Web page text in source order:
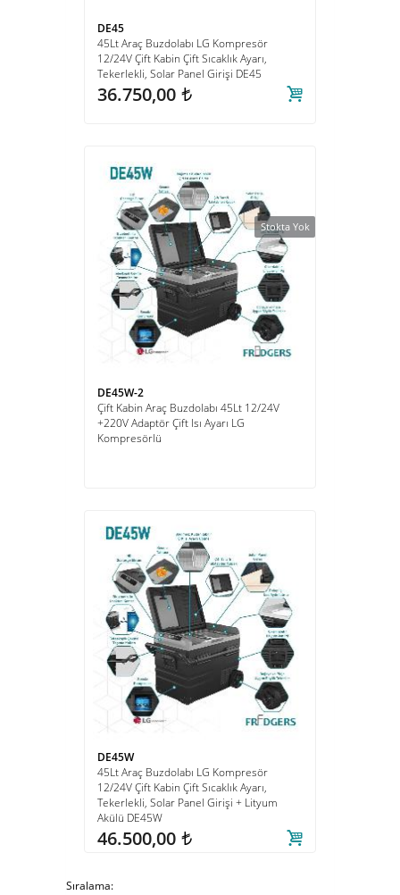
Soğutucu ve Buz Makinası
DE45
45Lt Araç Buzdolabı LG Kompresör
12/24V Çift Kabin Çift Sıcaklık Ayarı,
Tekerlekli, Solar Panel Girişi DE45
36.750,00 t
Stokta Yok
DE45W-2
Çift Kabin Araç Buzdolabı 45Lt 12/24V
+220V Adaptör Çift Isı Ayarı LG
Kompresörlü
DE45W
45Lt Araç Buzdolabı LG Kompresör
12/24V Çift Kabin Çift Sıcaklık Ayarı,
Tekerlekli, Solar Panel Girişi + Lityum
Akülü DE45W
46.500,00 t
Sıralama: